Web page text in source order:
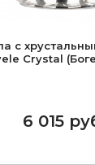
с
Crystal
6 015